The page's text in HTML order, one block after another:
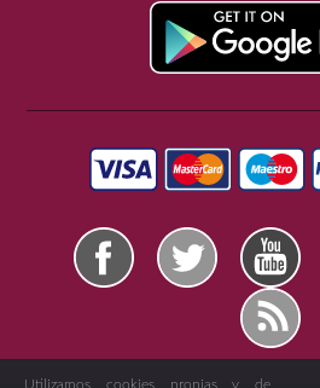
Utilizamos cookies propias y de